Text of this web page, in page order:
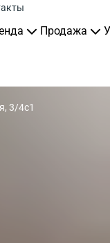
Продажа
3/4c1